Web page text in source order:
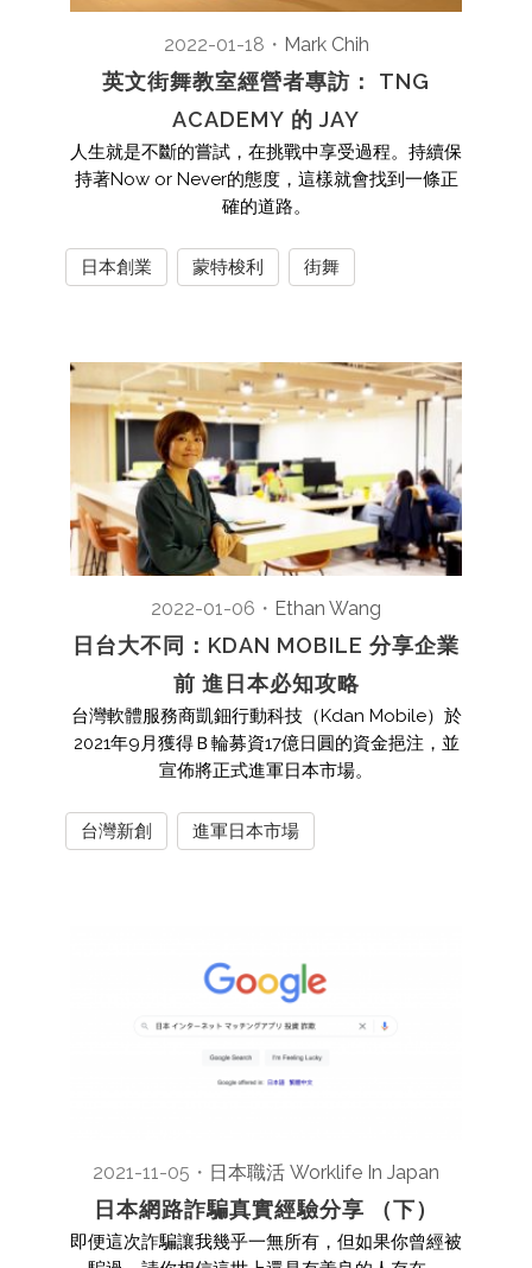
2022-01-18 ・ Mark Chih
英文街舞教室經營者專訪： TNG
ACADEMY 的 JAY
人生就是不斷的嘗試，在挑戰中享受過程。持續保
持著Now or Never的態度，這樣就會找到一條正
確的道路。
日本創業 蒙特梭利 街舞
2022-01-06 ・ Ethan Wang
日台大不同：KDAN MOBILE 分享企業
前 進日本必知攻略
台灣軟體服務商凱鈿行動科技（Kdan Mobile）於
2021年9月獲得Ｂ輪募資17億日圓的資金挹注，並
宣佈將正式進軍日本市場。
台灣新創 進軍日本市場
2021-11-05 ・ 日本職活 Worklife In Japan
日本網路詐騙真實經驗分享 （下）
即便這次詐騙讓我幾乎一無所有，但如果你曾經被